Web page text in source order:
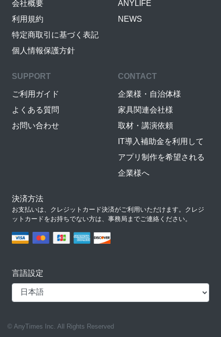
会社概要
利用規約
特定商取引に基づく表記
個人情報保護方針
ANYLIFE
NEWS
SUPPORT
ご利用ガイド
よくある質問
お問い合わせ
CONTACT
企業様・自治体様
家具関連会社様
取材・講演依頼
IT導入補助金を利用して
アプリ制作を希望される
企業様へ
決済方法
お支払いは、クレジットカード決済がご利用いただけます。クレジ
ットカードをお持ちでない方は、事務局までご連絡ください。
言語設定
© AnyTimes Inc. All Rights Reserved